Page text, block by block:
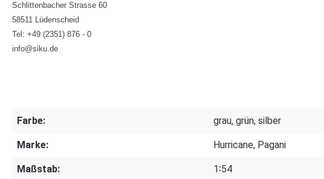
Schlittenbacher Strasse 60
58511 Lüdenscheid
Tel: +49 (2351) 876 - 0
info@siku.de
Farbe: grau, grün, silber
Marke: Hurricane, Pagani
Maßstab: 1∶54